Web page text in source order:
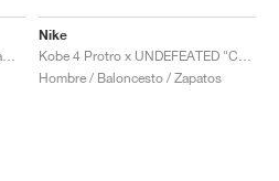
Kobe 4 Protro x Undefeated "Team Orange"
Nike
Kobe 4 Protro x UNDEFEATED "Court Purple"
Hombre / Baloncesto / Zapatos